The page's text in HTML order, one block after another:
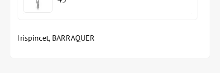
Irispincet, BARRAQUER